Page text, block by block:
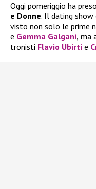
Oggi pomeriggio ha
e Donne. Il dating
visto non solo le prime
e Gemma Galgani, ma
tronisti Flavio Ubirti e